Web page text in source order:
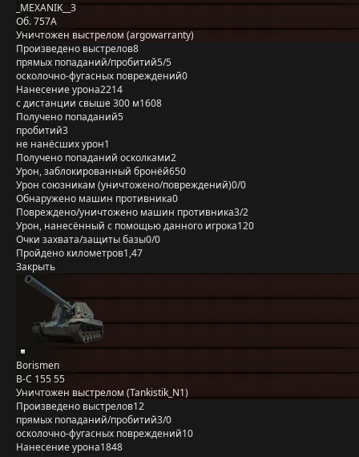
_MEXANIK__3
Об. 757А
Уничтожен выстрелом (argowarranty)
Произведено выстрелов8
прямых попаданий/пробитий5/5
осколочно-фугасных повреждений0
Нанесение урона2214
с дистанции свыше 300 м1608
Получено попаданий5
пробитий3
не нанёсших урон1
Получено попаданий осколками2
Урон, заблокированный бронёй650
Урон союзникам (уничтожено/повреждений)0/0
Обнаружено машин противника0
Повреждено/уничтожено машин противника3/2
Урон, нанесённый с помощью данного игрока120
Очки захвата/защиты базы0/0
Пройдено километров1,47
Закрыть
Borismen
B-C 155 55
Уничтожен выстрелом (Tankistik_N1)
Произведено выстрелов12
прямых попаданий/пробитий3/0
осколочно-фугасных повреждений10
Нанесение урона1848